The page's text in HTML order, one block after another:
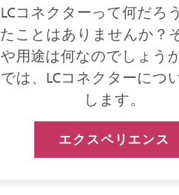
LCコネクターって何だろ
たことはありませんか？
や用途は何なのでしょう
では、LCコネクターにつ
します。
エクスペリエンス